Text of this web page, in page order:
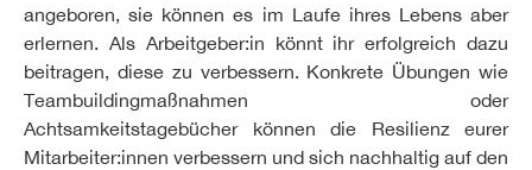
angeboren, sie können es im Laufe ihres Lebens aber
erlernen. Als Arbeitgeber:in könnt ihr erfolgreich dazu
beitragen, diese zu verbessern. Konkrete Übungen wie
Teambuildingmaßnahmen oder
Achtsamkeitstagebücher können die Resilienz eurer
Mitarbeiter:innen verbessern und sich nachhaltig auf den